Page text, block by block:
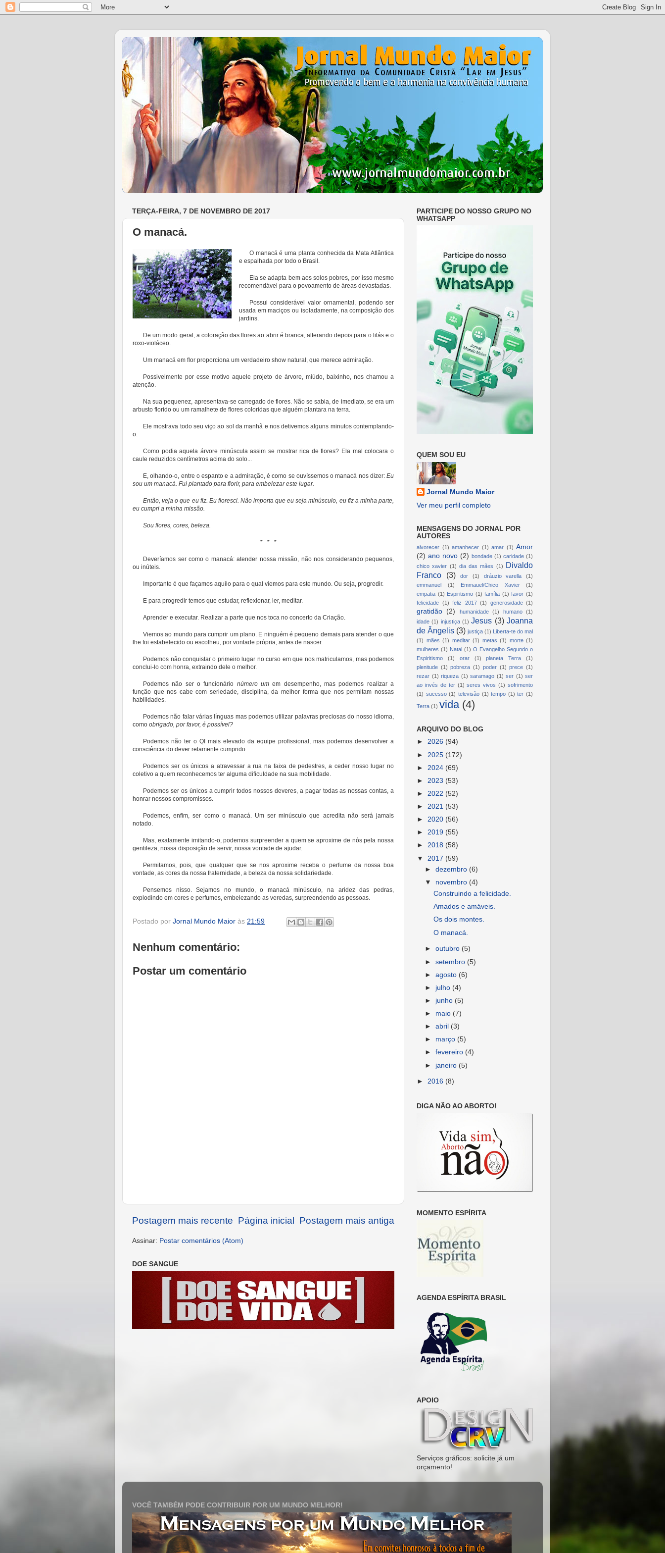
TERÇA-FEIRA, 7 DE NOVEMBRO DE 2017
O manacá.
O manacá é uma planta conhecida da Mata Atlântica
e espalhada por todo o Brasil.
Ela se adapta bem aos solos pobres, por isso mesmo
recomendável para o povoamento de áreas devastadas.
Possui considerável valor ornamental, podendo ser
usada em maciços ou isoladamente, na composição dos
jardins.
De um modo geral, a coloração das flores ao abrir é branca, alterando depois para o lilás e o
roxo-violáceo.
Um manacá em flor proporciona um verdadeiro show natural, que merece admiração.
Possivelmente por esse motivo aquele projeto de árvore, miúdo, baixinho, nos chamou a
atenção.
Na sua pequenez, apresentava-se carregado de flores. Não se sabia, de imediato, se era um
arbusto florido ou um ramalhete de flores coloridas que alguém plantara na terra.
Ele mostrava todo seu viço ao sol da manhã e nos detivemos alguns minutos contemplando-
o.
Como podia aquela árvore minúscula assim se mostrar rica de flores? Ela mal colocara o
caule reduzidos centímetros acima do solo...
E, olhando-o, entre o espanto e a admiração, é como se ouvíssemos o manacá nos dizer: Eu
sou um manacá. Fui plantado para florir, para embelezar este lugar.
Então, veja o que eu fiz. Eu floresci. Não importa que eu seja minúsculo, eu fiz a minha parte,
eu cumpri a minha missão.
Sou flores, cores, beleza.
* * *
Deveríamos ser como o manacá: atender nossa missão, não nos considerando pequenos,
ou inúteis.
Importante é que façamos aquilo para o qual viemos para este mundo. Ou seja, progredir.
E para progredir temos que estudar, reflexionar, ler, meditar.
Aprender e executar. Realizar a parte que nos toca no concerto da Criação.
Viemos ao mundo para cumprir um plano. E ninguém é pequeno demais para atender o que
lhe foi estabelecido ou escolheu, por vontade própria, antes de nascer.
Podemos não conquistar o primeiro lugar no curso em que nos matriculamos, mas podemos
conclui-lo com honra, extraindo dele o melhor.
Podemos não ser o funcionário número um em desempenho, mas podemos realizar a
função que nos cabe com seriedade, disciplina, da melhor forma que nos permitam nossas
habilidades.
Podemos não falar várias línguas mas podemos utilizar palavras preciosas do nosso idioma,
como obrigado, por favor, é possível?
Podemos não ter o QI mais elevado da equipe profissional, mas podemos desenvolver a
consciência do dever retamente cumprido.
Podemos ser os únicos a atravessar a rua na faixa de pedestres, a ceder nosso lugar no
coletivo a quem reconhecemos ter alguma dificuldade na sua mobilidade.
Podemos ser os únicos a cumprir todos nossos deveres, a pagar todas as nossas contas, a
honrar nossos compromissos.
Podemos, enfim, ser como o manacá. Um ser minúsculo que acredita não será jamais
notado.
Mas, exatamente imitando-o, podemos surpreender a quem se aproxime de nós pela nossa
gentileza, nossa disposição de servir, nossa vontade de ajudar.
Permitamos, pois, que qualquer que se nos aproxime receba o perfume da nossa boa
vontade, as cores da nossa fraternidade, a beleza da nossa solidariedade.
Pensemos nisso. Sejamos no mundo, o manacá minúsculo, na aridez das pedras,
explodindo em cores e perfumes, embelezando as veredas, surpreendendo as pessoas.
Postado por Jornal Mundo Maior às 21:59
Nenhum comentário:
Postar um comentário
Postagem mais recente Postagem mais antiga
Página inicial
Assinar: Postar comentários (Atom)
DOE SANGUE
PARTICIPE DO NOSSO GRUPO NO
WHATSAPP
QUEM SOU EU
Jornal Mundo Maior
Ver meu perfil completo
MENSAGENS DO JORNAL POR
AUTORES
alvorecer (1) amanhecer (1) amar (1) Amor
(2) ano novo (2) bondade (1) caridade (1)
chico xavier (1) dia das mães (1) Divaldo
Franco
(3) dor (1) dráuzio varella
(1)
emmanuel
(1) Emmauel/Chico Xavier
(1)
empatia (1) Espiritismo (1) família (1) favor (1)
felicidade (1) feliz 2017 (1) generosidade (1)
gratidão (2) humanidade (1) humano
(1)
idade (1) injustiça (1) Jesus (3) Joanna
de Ângelis (3) justiça (1)
Liberta-te do mal
(1) mães (1) meditar (1) metas (1) morte (1)
mulheres (1) Natal (1) O Evangelho Segundo o
Espiritismo
(1) orar (1) planeta Terra
(1)
plenitude (1) pobreza (1) poder (1) prece (1)
rezar (1) riqueza (1) saramago (1) ser (1) ser
ao invés de ter (1) seres vivos (1) sofrimento
(1) sucesso (1) televisão (1) tempo (1) ter (1)
Terra (1) vida (4)
ARQUIVO DO BLOG
► 2026 (94)
► 2025 (172)
► 2024 (69)
► 2023 (53)
► 2022 (52)
► 2021 (53)
► 2020 (56)
► 2019 (55)
► 2018 (58)
▼ 2017 (59)
►dezembro (6)
▼ novembro (4)
Construindo a felicidade.
Amados e amáveis.
Os dois montes.
O manacá.
►outubro (5)
►setembro (5)
►agosto (6)
► julho (4)
► junho (5)
► maio (7)
►abril (3)
► março (5)
►fevereiro (4)
► janeiro (5)
► 2016 (8)
DIGA NÃO AO ABORTO!
MOMENTO ESPÍRITA
AGENDA ESPÍRITA BRASIL
APOIO
Serviços gráficos: solicite já um
orçamento!
VOCÊ TAMBÉM PODE CONTRIBUIR POR UM MUNDO MELHOR!